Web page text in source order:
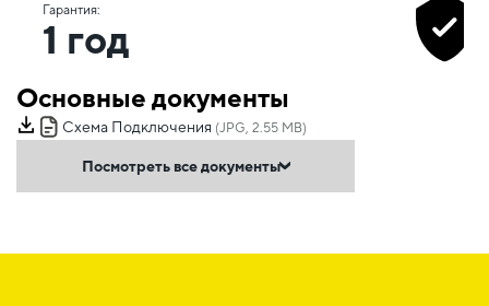
Гарантия:
1 год
Основные документы
Схема Подключения (JPG, 2.55 MB)
Посмотреть все документы